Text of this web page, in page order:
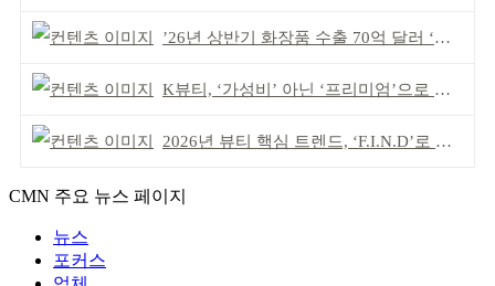
’26년 상반기 화장품 수출 70억 달러 ‘역대 최고’
K뷰티, ‘가성비’ 아닌 ‘프리미엄’으로 승부걸어야
2026년 뷰티 핵심 트렌드, ‘F.I.N.D’로 읽는다
CMN 주요 뉴스 페이지
뉴스
포커스